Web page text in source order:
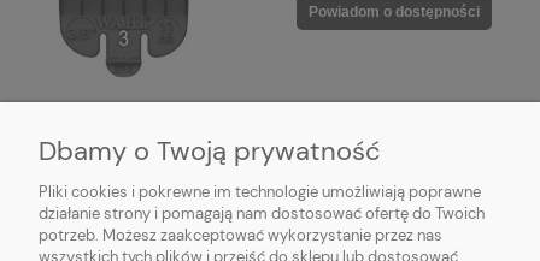
Powiadom o dostępności
1 2 3 4
Dbamy o Twoją prywatność
Pliki cookies i pokrewne im technologie umożliwiają poprawne
działanie strony i pomagają nam dostosować ofertę do Twoich
potrzeb. Możesz zaakceptować wykorzystanie przez nas
wszystkich tych plików i przejść do sklepu lub dostosować